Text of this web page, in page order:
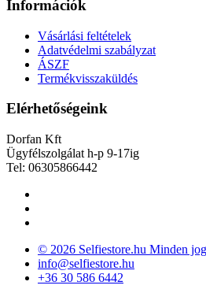
Információk
Vásárlási feltételek
Adatvédelmi szabályzat
ÁSZF
Termékvisszaküldés
Elérhetőségeink
Dorfan Kft
Ügyfélszolgálat h-p 9-17ig
Tel: 06305866442
© 2026 Selfiestore.hu Minden
info@selfiestore.hu
+36 30 586 6442